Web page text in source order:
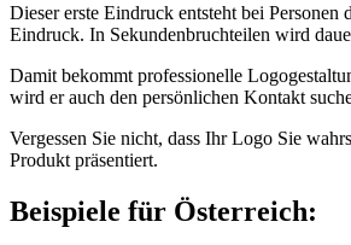
Dieser erste Eindruck entsteht bei
Eindruck. In Sekundenbruchteilen wird
Damit bekommt professionelle
wird er auch den persönlichen Kontakt
Vergessen Sie nicht, dass Ihr Logo Sie
Produkt präsentiert.
Beispiele für Österreich: